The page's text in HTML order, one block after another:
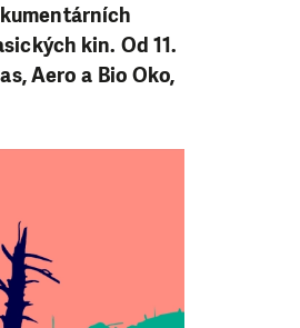
kin. Od 11.
Aero a Bio Oko,